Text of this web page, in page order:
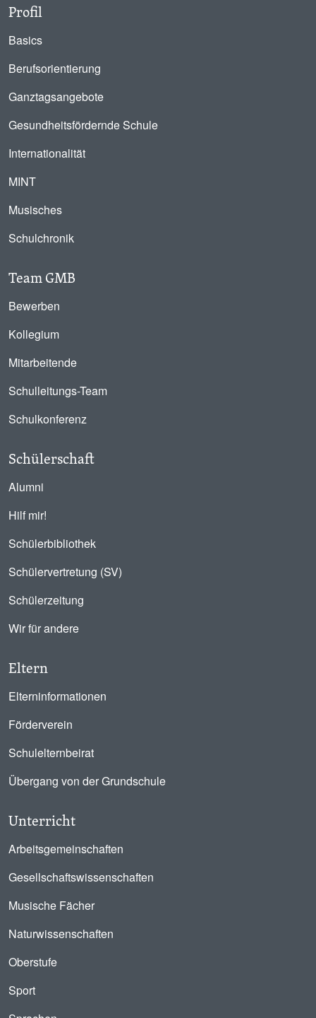
Profil
Basics
Berufsorientierung
Ganztagsangebote
Gesundheitsfördernde Schule
Internationalität
MINT
Musisches
Schulchronik
Team GMB
Bewerben
Kollegium
Mitarbeitende
Schulleitungs-Team
Schulkonferenz
Schülerschaft
Alumni
Hilf mir!
Schülerbibliothek
Schülervertretung (SV)
Schülerzeitung
Wir für andere
Eltern
Elterninformationen
Förderverein
Schulelternbeirat
Übergang von der Grundschule
Unterricht
Arbeitsgemeinschaften
Gesellschaftswissenschaften
Musische Fächer
Naturwissenschaften
Oberstufe
Sport